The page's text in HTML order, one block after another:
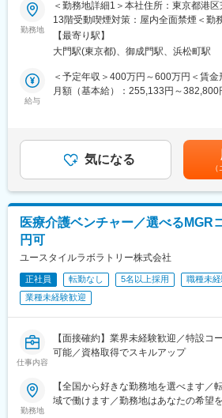
そのような社会情勢の変化を見据えて
体となって事業展開できる強みを活か
提供体制・就労環境を作るべく、これ
機関支援会社の枠にとらわれずにチャ
その上で、10年以内に母体である株式
ていきたいと考えております。
・クリニックの経営収支・財務諸表の
元々地域で長く運営をされていた診療
継ぎ、日本のそれぞれの地域での医療
くことをビジョンに掲げて、法人グル
医療法人化するとともにグループ展開
まりです。
2024年3月には、全国各地で承継した
今後は全国的に多数の医療法人をグル
模に成長していく見込みです。ゆくゆ
高のホスピタリティ、働くスタッフた
待遇が実現した職場環境、そして日本
の持続性の３つを実現できる会社とし
今後日本、特に地方では2040年までは
の後は人口減少による患者、医療者と
体となって事業展開できる強みを活か
提供体制・就労環境を作るべく、これ
勤務地
＜勤務地詳細1＞本社住所：東京都港
13階受動喫煙対策：屋内全面禁煙＜勤
設住所：神奈川県 受動喫煙対策：屋内
埼玉県の各施設住所：埼玉県 受動喫煙
【最寄り駅】
大門駅(東京都)、御成門駅、浜松町駅
給与
＜予定年収＞400万円～600万円＜賃
月額（基本給）：255,133円～382,800
でも目安の金額であり、選考を通じて
す。月給(月額)は固定手当を含めた表
気になる
医療介護ベンチャー／選べるMGR
円可
ユースタイルラボラトリー株式会社
正社員 転勤なし 5名以上採用
職種未
業種未経験歓迎
仕事内容
【面接確約】業界未経験歓迎／特設コ
可能／資格取得でスキルアップ
勤務地
【全国から好きな勤務地を選べます／
域で働けます／勤務地はあなたの希望